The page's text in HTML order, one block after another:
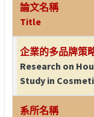
論文名稱
Title
企業的多品牌策
Research on
Study in
系所名稱